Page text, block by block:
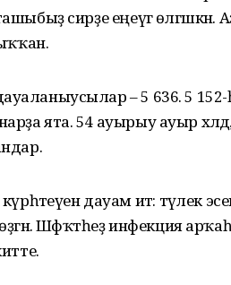
сирҙе еңеүгә өлгәшкән.
– 5 636. 5 152-
ята. 54 ауырыу ауыр
дауам итә: тәүлек
Шәфҡәтһеҙ инфекция